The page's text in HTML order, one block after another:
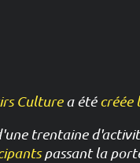
Culture a été créée
trentaine
passant la